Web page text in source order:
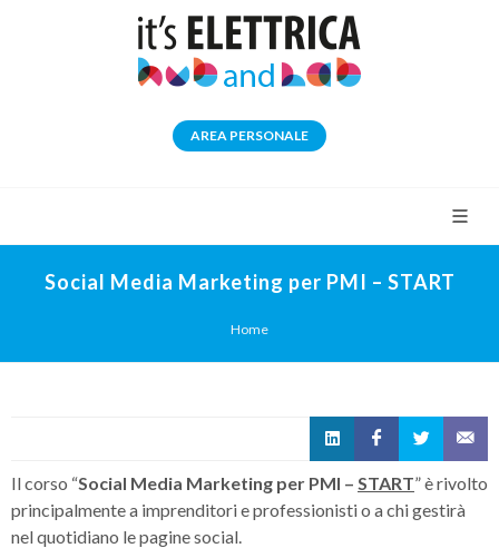
AREA PERSONALE
Social Media Marketing per PMI – START
Home
Il corso “Social Media Marketing per PMI – START” è rivolto
principalmente a imprenditori e professionisti o a chi gestirà
nel quotidiano le pagine social.